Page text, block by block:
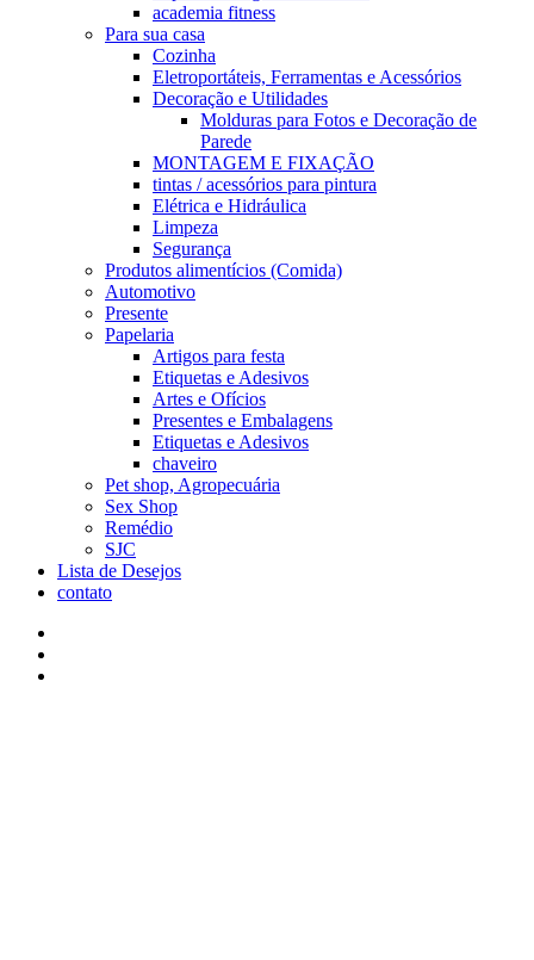
academia fitness
Para sua casa
Cozinha
Eletroportáteis, Ferramentas e Acessórios
Decoração e Utilidades
Molduras para Fotos e Decoração de
Parede
MONTAGEM E FIXAÇÃO
tintas / acessórios para pintura
Elétrica e Hidráulica
Limpeza
Segurança
Produtos alimentícios (Comida)
Automotivo
Presente
Papelaria
Artigos para festa
Etiquetas e Adesivos
Artes e Ofícios
Presentes e Embalagens
Etiquetas e Adesivos
chaveiro
Pet shop, Agropecuária
Sex Shop
Remédio
SJC
Lista de Desejos
contato